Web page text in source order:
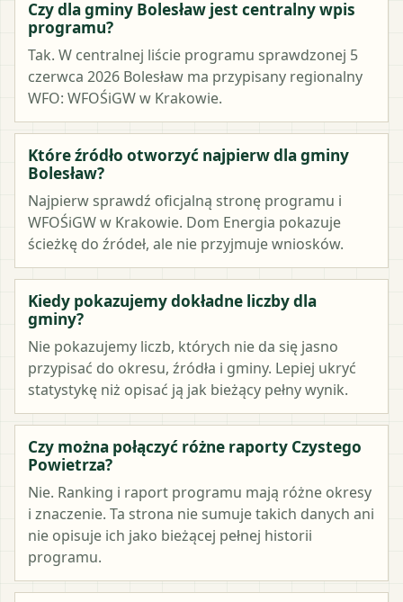
Czy dla gminy Bolesław jest centralny wpis
programu?
Tak. W centralnej liście programu sprawdzonej 5
czerwca 2026 Bolesław ma przypisany regionalny
WFO: WFOŚiGW w Krakowie.
Które źródło otworzyć najpierw dla gminy
Bolesław?
Najpierw sprawdź oficjalną stronę programu i
WFOŚiGW w Krakowie. Dom Energia pokazuje
ścieżkę do źródeł, ale nie przyjmuje wniosków.
Kiedy pokazujemy dokładne liczby dla
gminy?
Nie pokazujemy liczb, których nie da się jasno
przypisać do okresu, źródła i gminy. Lepiej ukryć
statystykę niż opisać ją jak bieżący pełny wynik.
Czy można połączyć różne raporty Czystego
Powietrza?
Nie. Ranking i raport programu mają różne okresy
i znaczenie. Ta strona nie sumuje takich danych ani
nie opisuje ich jako bieżącej pełnej historii
programu.